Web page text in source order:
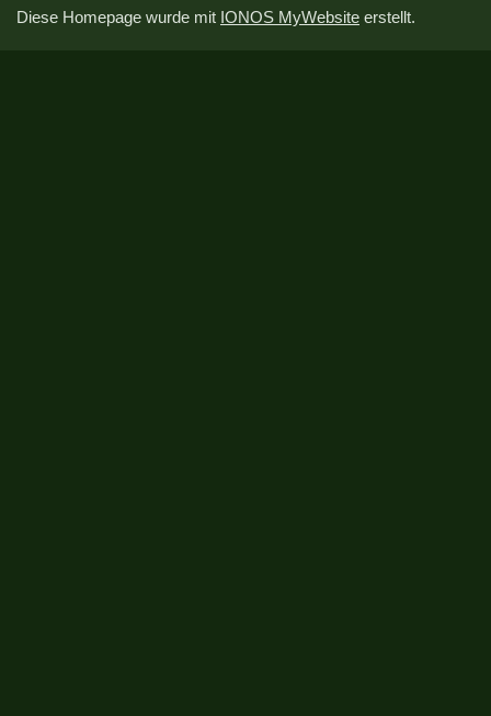
Diese Homepage wurde mit IONOS MyWebsite erstellt.